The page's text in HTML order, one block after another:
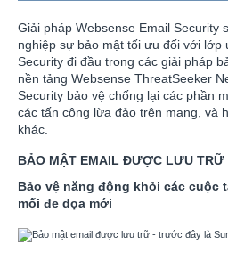
Giải pháp Websense Email Security
nghiệp sự bảo mật tối ưu đối với lớp
Security đi đầu trong các giải pháp
nền tảng Websense ThreatSeeker
Security bảo vệ chống lại các phần
các tấn công lừa đảo trên mạng, và
khác.
BẢO MẬT EMAIL ĐƯỢC LƯU TRỮ
Bảo vệ năng động khỏi các cuộc
mối đe dọa mới